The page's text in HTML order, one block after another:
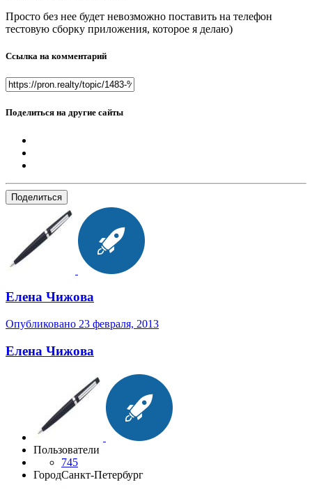
Просто без нее будет невозможно поставить на телефон
тестовую сборку приложения, которое я делаю)
Ссылка на комментарий
Поделиться на другие сайты
Поделиться
Елена Чижова
Опубликовано 23 февраля, 2013
Елена Чижова
Пользователи
745
ГородСанкт-Петербург